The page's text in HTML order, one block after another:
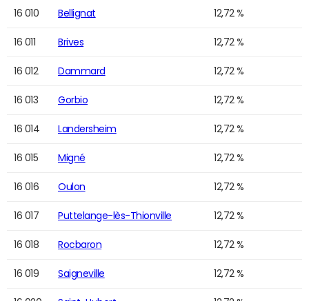
16 010 Bellignat 12,72 %
16 011 Brives 12,72 %
16 012 Dammard 12,72 %
16 013 Gorbio 12,72 %
16 014 Landersheim 12,72 %
16 015 Migné 12,72 %
16 016 Oulon 12,72 %
16 017 Puttelange-lès-Thionville 12,72 %
16 018 Rocbaron 12,72 %
16 019 Saigneville 12,72 %